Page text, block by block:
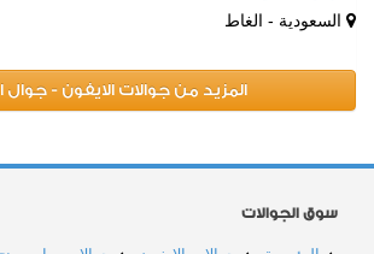
السعودية - الغاط
المزيد من جوالات الايفون - جوال
سوق الجوالات